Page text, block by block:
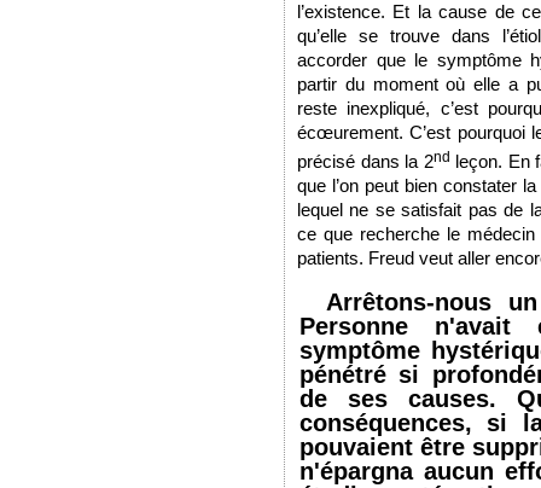
l’existence. Et la cause de
qu’elle se trouve dans
accorder que le symptôme
partir du moment où elle a
reste inexpliqué, c’est
écœurement. C’est pourquoi
précisé dans la 2nd
leçon. En
que l’on peut bien constater
lequel ne se satisfait pas de
ce que recherche le
patients. Freud veut aller
Arrêtons-nous
Personne
symptôme
pénétré si
de ses causes.
conséquences, si
pouvaient être
n'épargna aucun